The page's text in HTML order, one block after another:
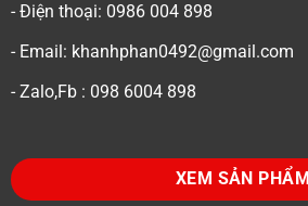
- Điện thoại: 0986 004 898
- Email: khanhphan0492@gmail.com
- Zalo,Fb : 098 6004 898
XEM SẢN PHẨM